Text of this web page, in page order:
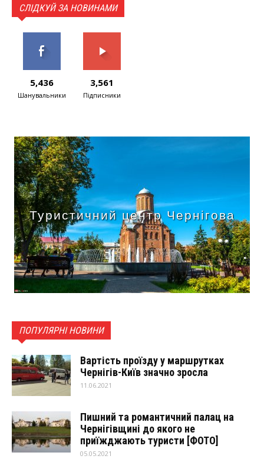
СЛІДКУЙ ЗА НОВИНАМИ
5,436
Шанувальники
3,561
Підписники
Туристичний центр Чернігова
ПОПУЛЯРНІ НОВИНИ
Вартість проїзду у маршрутках
Чернігів-Київ значно зросла
11.06.2021
Пишний та романтичний палац на
Чернігівщині до якого не
приїжджають туристи [ФОТО]
05.05.2021